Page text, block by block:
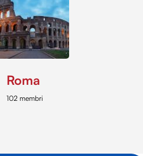
Roma
102 membri